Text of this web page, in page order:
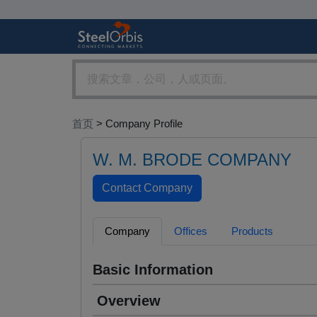
首页 > Company Profile
W. M. BRODE COMPANY
Company Offices Products
Basic Information
Overview